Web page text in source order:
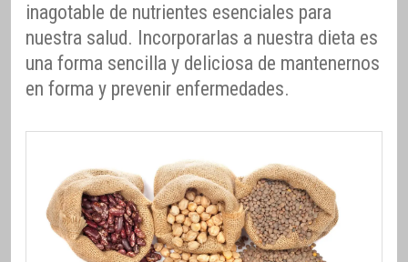
inagotable de nutrientes esenciales para
nuestra salud. Incorporarlas a nuestra dieta es
una forma sencilla y deliciosa de mantenernos
en forma y prevenir enfermedades.